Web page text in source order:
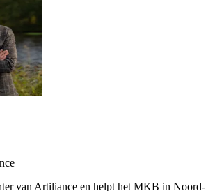
van Artiliance en helpt het MKB in Noord-